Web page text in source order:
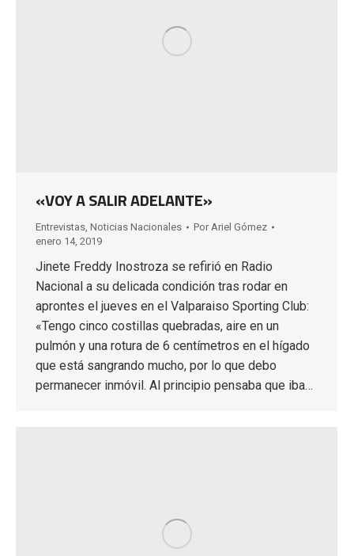
«VOY A SALIR ADELANTE»
Entrevistas Noticias Nacionales Por Ariel Gómez
enero 14, 2019
Jinete Freddy Inostroza se refirió en Radio
Nacional a su delicada condición tras rodar en
aprontes el jueves en el Valparaiso Sporting Club:
«Tengo cinco costillas quebradas, aire en un
pulmón y una rotura de 6 centímetros en el hígado
que está sangrando mucho, por lo que debo
permanecer inmóvil. Al principio pensaba que iba…